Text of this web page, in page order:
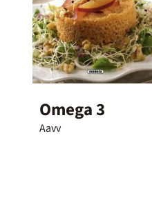
Omega 3
Aavv